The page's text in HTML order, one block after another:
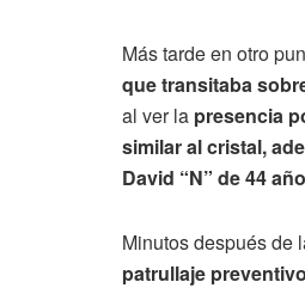
Más tarde en otro
que transitaba
al ver la presencia
similar al cristal,
David “N” de 44
Minutos después de
patrullaje